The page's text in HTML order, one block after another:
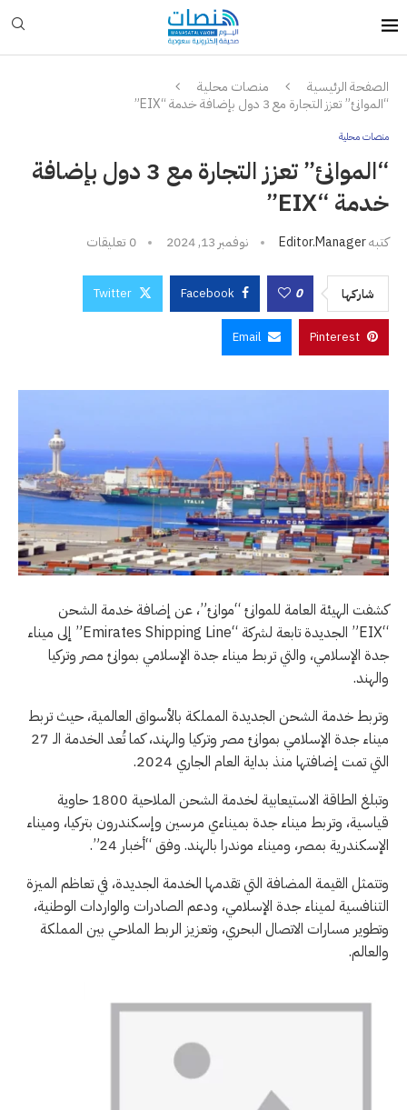
الصفحة الرئيسية
منصات محلية
“الموانئ” تعزز التجارة مع 3 دول بإضافة خدمة “EIX”
منصات محلية
“الموانئ” تعزز التجارة مع 3 دول بإضافة
خدمة “EIX”
كتبهEditor.manager نوفمبر 13, 2024 0 تعليقات
شاركها 0
Facebook
Twitter
Pinterest
Email
كشفت الهيئة العامة للموانئ “موانئ”، عن إضافة خدمة الشحن
“EIX” الجديدة تابعة لشركة “Emirates Shipping Line” إلى ميناء
جدة الإسلامي، والتي تربط ميناء جدة الإسلامي بموانئ مصر وتركيا
والهند.
وتربط خدمة الشحن الجديدة المملكة بالأسواق العالمية، حيث تربط
ميناء جدة الإسلامي بموانئ مصر وتركيا والهند، كما تُعد الخدمة الـ 27
التي تمت إضافتها منذ بداية العام الجاري 2024.
وتبلغ الطاقة الاستيعابية لخدمة الشحن الملاحية 1800 حاوية
قياسية، وتربط ميناء جدة بميناءي مرسين وإسكندرون بتركيا، وميناء
الإسكندرية بمصر، وميناء موندرا بالهند. وفق “أخبار 24”.
وتتمثل القيمة المضافة التي تقدمها الخدمة الجديدة، في تعاظم الميزة
التنافسية لميناء جدة الإسلامي، ودعم الصادرات والواردات الوطنية،
وتطوير مسارات الاتصال البحري، وتعزيز الربط الملاحي بين المملكة
والعالم.